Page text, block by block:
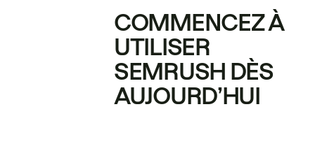
COMMENCEZ À
UTILISER
SEMRUSH DÈS
AUJOURD’HUI